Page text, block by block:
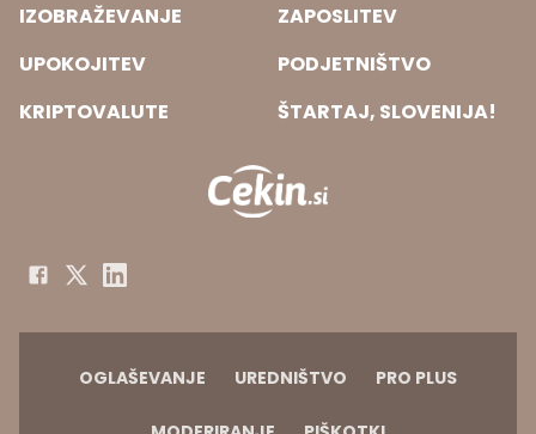
IZOBRAŽEVANJE
ZAPOSLITEV
UPOKOJITEV
PODJETNIŠTVO
KRIPTOVALUTE
ŠTARTAJ, SLOVENIJA!
OGLAŠEVANJE UREDNIŠTVO PRO PLUS